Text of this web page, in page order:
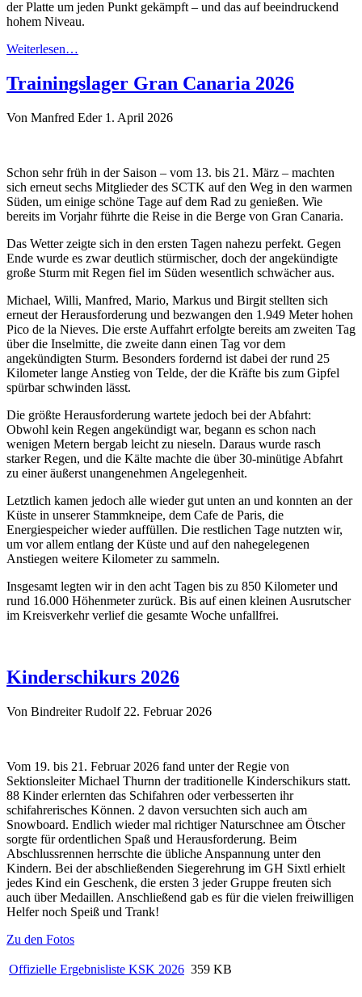
der Platte um jeden Punkt gekämpft – und das auf beeindruckend
hohem Niveau.
Weiterlesen…
Trainingslager Gran Canaria 2026
Von Manfred Eder 1. April 2026
Schon sehr früh in der Saison – vom 13. bis 21. März – machten
sich erneut sechs Mitglieder des SCTK auf den Weg in den warmen
Süden, um einige schöne Tage auf dem Rad zu genießen. Wie
bereits im Vorjahr führte die Reise in die Berge von Gran Canaria.
Das Wetter zeigte sich in den ersten Tagen nahezu perfekt. Gegen
Ende wurde es zwar deutlich stürmischer, doch der angekündigte
große Sturm mit Regen fiel im Süden wesentlich schwächer aus.
Michael, Willi, Manfred, Mario, Markus und Birgit stellten sich
erneut der Herausforderung und bezwangen den 1.949 Meter hohen
Pico de la Nieves. Die erste Auffahrt erfolgte bereits am zweiten Tag
über die Inselmitte, die zweite dann einen Tag vor dem
angekündigten Sturm. Besonders fordernd ist dabei der rund 25
Kilometer lange Anstieg von Telde, der die Kräfte bis zum Gipfel
spürbar schwinden lässt.
Die größte Herausforderung wartete jedoch bei der Abfahrt:
Obwohl kein Regen angekündigt war, begann es schon nach
wenigen Metern bergab leicht zu nieseln. Daraus wurde rasch
starker Regen, und die Kälte machte die über 30-minütige Abfahrt
zu einer äußerst unangenehmen Angelegenheit.
Letztlich kamen jedoch alle wieder gut unten an und konnten an der
Küste in unserer Stammkneipe, dem Cafe de Paris, die
Energiespeicher wieder auffüllen. Die restlichen Tage nutzten wir,
um vor allem entlang der Küste und auf den nahegelegenen
Anstiegen weitere Kilometer zu sammeln.
Insgesamt legten wir in den acht Tagen bis zu 850 Kilometer und
rund 16.000 Höhenmeter zurück. Bis auf einen kleinen Ausrutscher
im Kreisverkehr verlief die gesamte Woche unfallfrei.
Kinderschikurs 2026
Von Bindreiter Rudolf 22. Februar 2026
Vom 19. bis 21. Februar 2026 fand unter der Regie von
Sektionsleiter Michael Thurnn der traditionelle Kinderschikurs statt.
88 Kinder erlernten das Schifahren oder verbesserten ihr
schifahrerisches Können. 2 davon versuchten sich auch am
Snowboard. Endlich wieder mal richtiger Naturschnee am Ötscher
sorgte für ordentlichen Spaß und Herausforderung. Beim
Abschlussrennen herrschte die übliche Anspannung unter den
Kindern. Bei der abschließenden Siegerehrung im GH Sixtl erhielt
jedes Kind ein Geschenk, die ersten 3 jeder Gruppe freuten sich
auch über Medaillen. Anschließend gab es für die vielen freiwilligen
Helfer noch Speiß und Trank!
Zu den Fotos
Offizielle Ergebnisliste KSK 2026 359 KB